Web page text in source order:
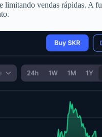
limitando vendas rápidas. A